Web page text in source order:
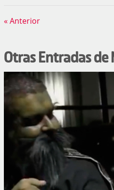
« Anterior
Otras Entradas de